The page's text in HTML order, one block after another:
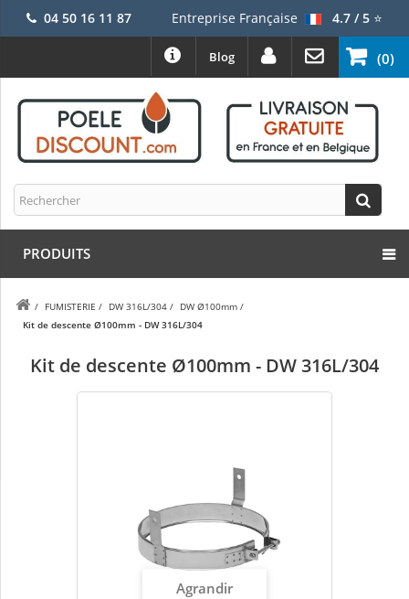
04 50 16 11 87 Entreprise Française 4.7 / 5⭐
(0)
Blog
PRODUITS
/ FUMISTERIE / DW 316L/304 / DW Ø100mm /
Kit de descente Ø100mm - DW 316L/304
Kit de descente Ø100mm - DW 316L/304
Agrandir